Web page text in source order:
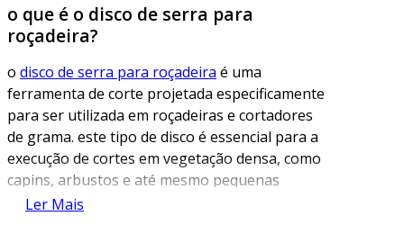
o que é o disco de serra para
roçadeira?
o disco de serra para roçadeira é uma
ferramenta de corte projetada especificamente
para ser utilizada em roçadeiras e cortadores
de grama. este tipo de disco é essencial para a
execução de cortes em vegetação densa, como
capins, arbustos e até mesmo pequenas
árvores. a sua estrutura é feita de metal duro
Ler Mais